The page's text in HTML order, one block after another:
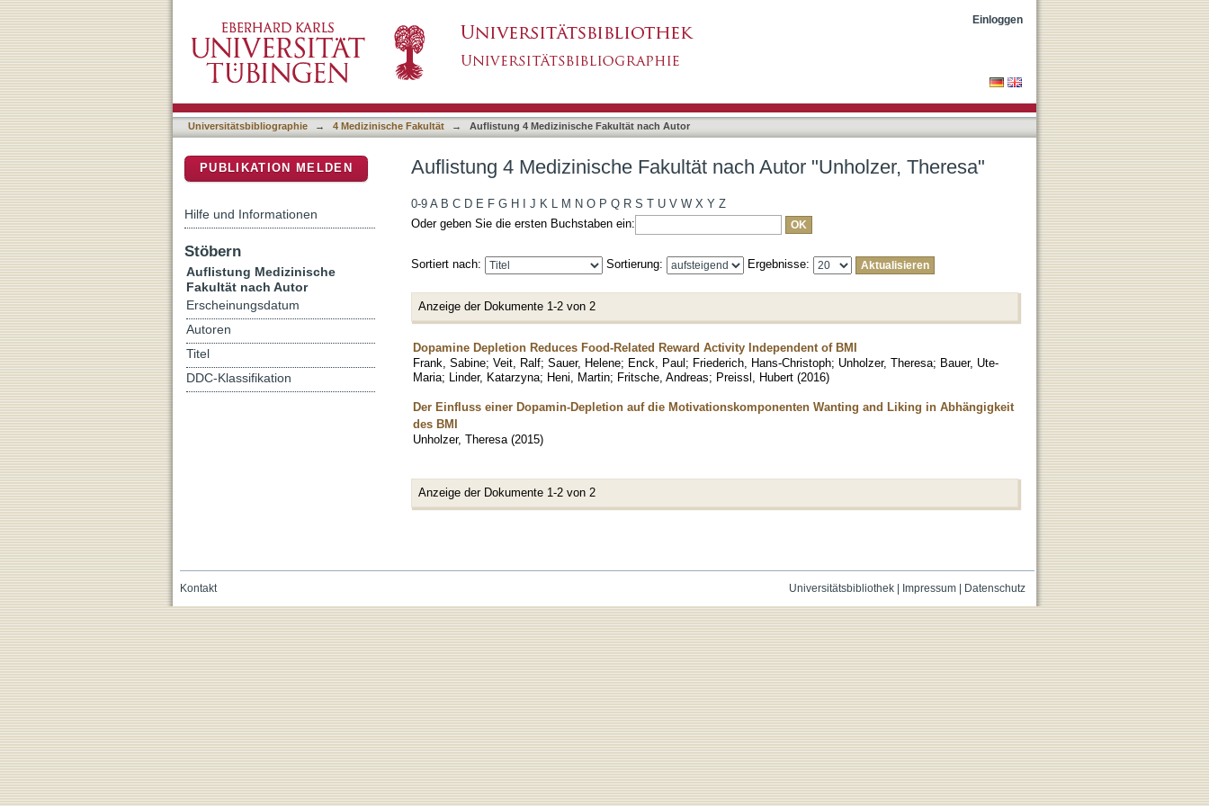
Einloggen
Universitätsbibliographie → 4 Medizinische Fakultät → Auflistung 4 Medizinische Fakultät nach Autor
Auflistung 4 Medizinische Fakultät nach Autor "Unholzer, Theresa"
0-9 A B C D E F G H J K L M N O P Q R S T U V W X Y Z
Oder geben Sie die ersten Buchstaben ein:
Sortiert nach: Sortierung: Ergebnisse:
Anzeige der Dokumente 1-2 von 2
Dopamine Depletion Reduces Food-Related Reward Activity Independent of BMI
Frank, Sabine; Veit, Ralf; Sauer, Helene; Enck, Paul; Friederich, Hans-Christoph; Unholzer, Theresa; Bauer, Ute-
Maria; Linder, Katarzyna; Heni, Martin; Fritsche, Andreas; Preissl, Hubert (2016)
Der Einfluss einer Dopamin-Depletion auf die Motivationskomponenten Wanting and Liking in Abhängigkeit
des BMI
Unholzer, Theresa (2015)
Anzeige der Dokumente 1-2 von 2
PUBLIKATION MELDEN
Hilfe und Informationen
Stöbern
Auflistung Medizinische
Fakultät nach Autor
Erscheinungsdatum
Autoren
Titel
DDC-Klassifikation
Universitätsbibliothek| Impressum| Datenschutz
Kontakt